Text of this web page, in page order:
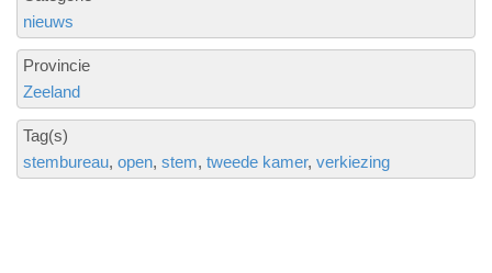
nieuws
Provincie
Zeeland
Tag(s)
stembureau open stem tweede kamer verkiezing